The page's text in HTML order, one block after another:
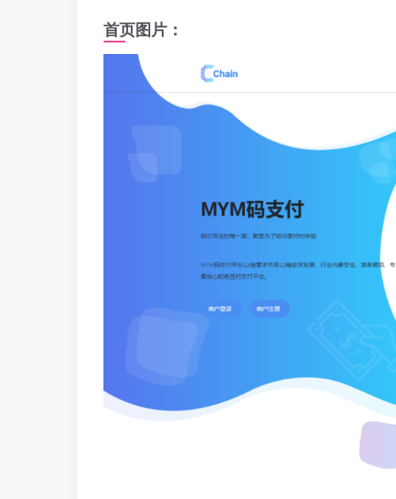
首页图片：